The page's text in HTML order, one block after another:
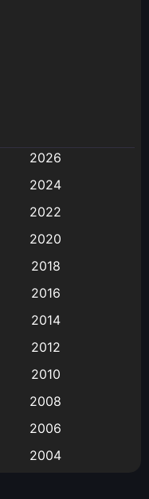
2026
2024
2022
2020
2018
2016
2014
2012
2010
2008
2006
2004